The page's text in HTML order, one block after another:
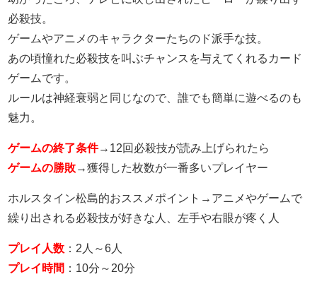
必殺技。
ゲームやアニメのキャラクターたちのド派手な技。
あの頃憧れた必殺技を叫ぶチャンスを与えてくれるカード
ゲームです。
ルールは神経衰弱と同じなので、誰でも簡単に遊べるのも
魅力。
ゲームの終了条件→12回必殺技が読み上げられたら
ゲームの勝敗→獲得した枚数が一番多いプレイヤー
ホルスタイン松島的おススメポイント→アニメやゲームで
繰り出される必殺技が好きな人、左手や右眼が疼く人
プレイ人数 ：2人～6人
プレイ時間 ：10分～20分